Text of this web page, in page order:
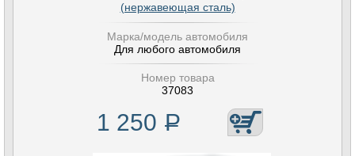
(нержавеющая сталь)
Марка/модель автомобиля
Для любого автомобиля
Номер товара
37083
1 250 Р